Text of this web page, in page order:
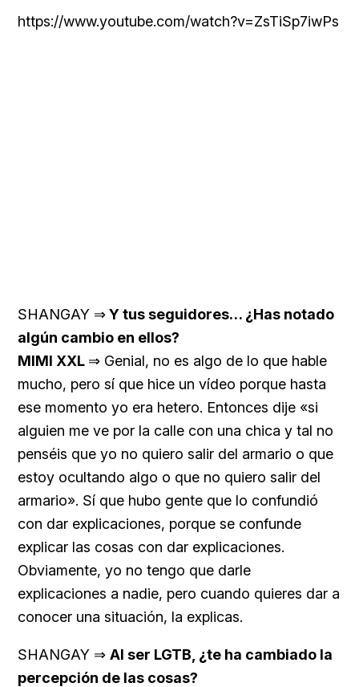
https://www.youtube.com/watch?v=ZsTiSp7iwPs
SHANGAY ⇒Y tus seguidores… ¿Has notado
algún cambio en ellos?
MIMI XXL ⇒ Genial, no es algo de lo que hable
mucho, pero sí que hice un vídeo porque hasta
ese momento yo era hetero. Entonces dije «si
alguien me ve por la calle con una chica y tal no
penséis que yo no quiero salir del armario o que
estoy ocultando algo o que no quiero salir del
armario». Sí que hubo gente que lo confundió
con dar explicaciones, porque se confunde
explicar las cosas con dar explicaciones.
Obviamente, yo no tengo que darle
explicaciones a nadie, pero cuando quieres dar a
conocer una situación, la explicas.
SHANGAY ⇒ Al ser LGTB, ¿te ha cambiado la
percepción de las cosas?